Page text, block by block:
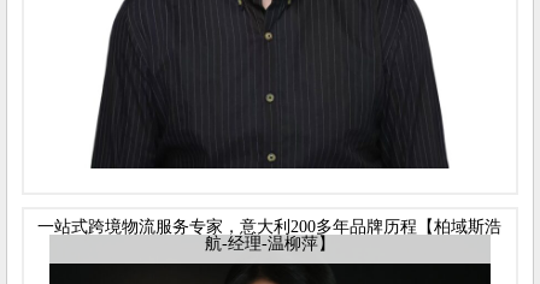
一站式跨境物流服务专家，意大利200多年品牌历程【柏域斯浩
航-经理-温柳萍】